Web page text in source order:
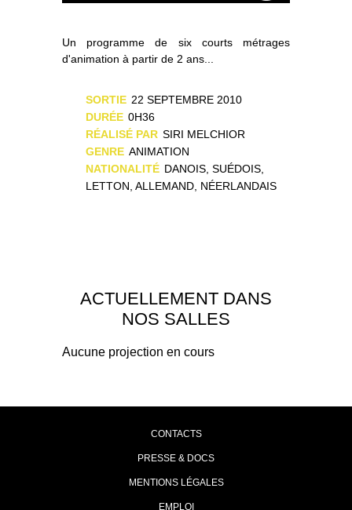
Un programme de six courts métrages
d'animation à partir de 2 ans...
SORTIE 22 SEPTEMBRE 2010
DURÉE 0H36
RÉALISÉ PAR SIRI MELCHIOR
GENRE ANIMATION
NATIONALITÉ DANOIS, SUÉDOIS,
LETTON, ALLEMAND, NÉERLANDAIS
ACTUELLEMENT DANS
NOS SALLES
Aucune projection en cours
CONTACTS
PRESSE & DOCS
MENTIONS LÉGALES
EMPLOI